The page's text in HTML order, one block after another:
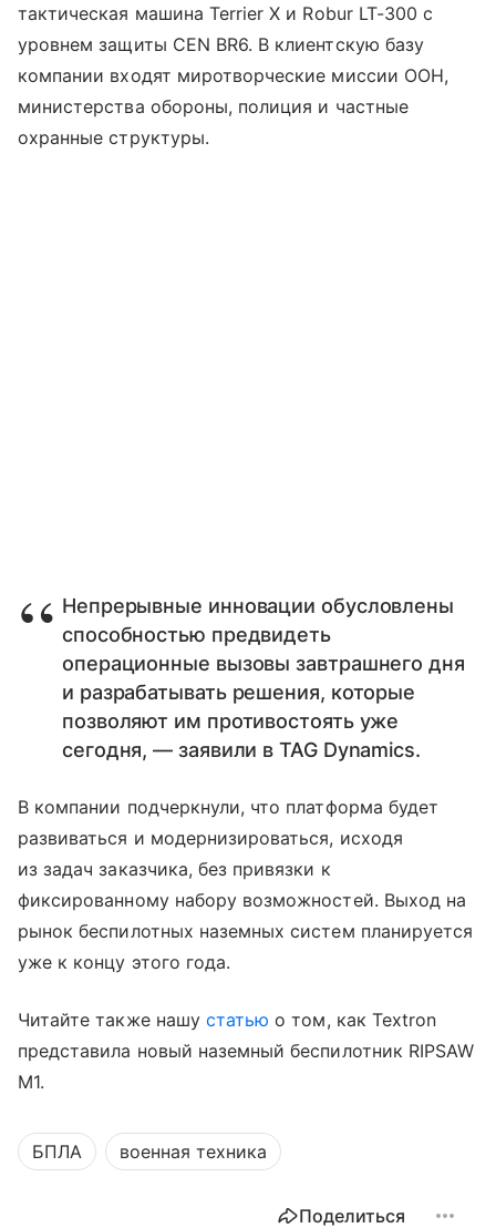
тактическая машина Terrier X и Robur LT-300 с
уровнем защиты CEN BR6. В клиентскую базу
компании входят миротворческие миссии ООН,
министерства обороны, полиция и частные
охранные структуры.
Непрерывные инновации обусловлены
способностью предвидеть
операционные вызовы завтрашнего дня
и разрабатывать решения, которые
позволяют им противостоять уже
сегодня, — заявили в TAG Dynamics.
В компании подчеркнули, что платформа будет
развиваться и модернизироваться, исходя
из задач заказчика, без привязки к
фиксированному набору возможностей. Выход на
рынок беспилотных наземных систем планируется
уже к концу этого года.
Читайте также нашу статью о том, как Textron
представила новый наземный беспилотник RIPSAW
M1.
БПЛА военная техника
Поделиться